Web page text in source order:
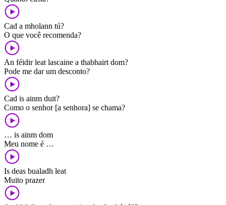
Cad a mholann tú?
O que você recomenda?
An féidir leat lascaine a thabhairt dom?
Pode me dar um desconto?
Cad is ainm duit?
Como o senhor [a senhora] se chama?
… is ainm dom
Meu nome é …
Is deas bualadh leat
Muito prazer